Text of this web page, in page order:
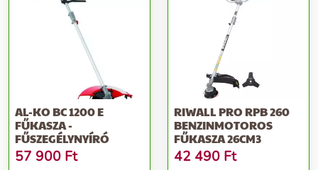
AL-KO BC 1200 E
FŰKASZA -
FŰSZEGÉLYNYÍRÓ
57 900 Ft
RIWALL PRO RPB 260
BENZINMOTOROS
FŰKASZA 26CM3
42 490 Ft